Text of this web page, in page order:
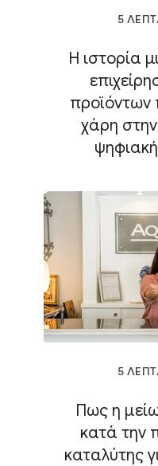
5
Η ιστορία
προϊόντων
χάρη
5
Πως η
κατά την
καταλύτης